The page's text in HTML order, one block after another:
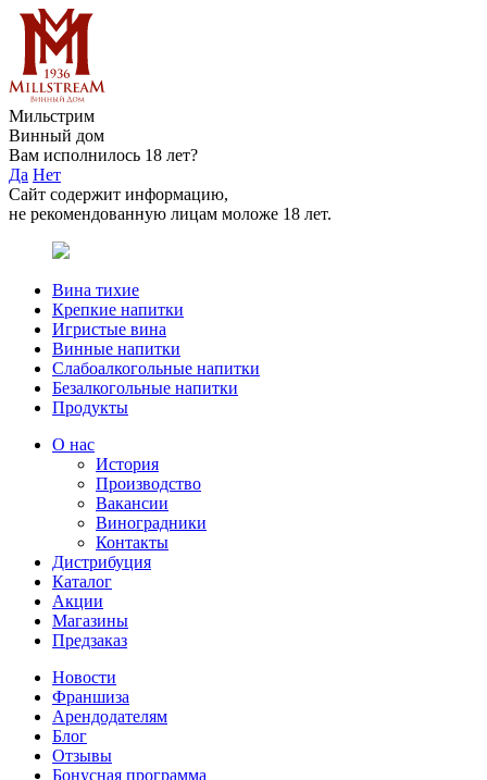
Мильстрим
Винный дом
Вам исполнилось 18 лет?
Да Нет
Сайт содержит информацию,
не рекомендованную лицам моложе 18 лет.
Вина тихие
Крепкие напитки
Игристые вина
Винные напитки
Слабоалкогольные напитки
Безалкогольные напитки
Продукты
О нас
История
Производство
Вакансии
Виноградники
Контакты
Дистрибуция
Каталог
Акции
Магазины
Предзаказ
Новости
Франшиза
Арендодателям
Блог
Отзывы
Бонусная программа